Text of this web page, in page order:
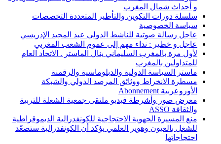
و أحداث شمال المغرب
سلسلة دورات التكوين والتأطير المتعددة التخصصات
سياسة الخصوصية
عاجل رسالة صوتية للناشط الدولي عبد المجيد الإدريسي
عاجل و خطير : نداء مهم إلى عموم الشعب المغربي
لأول مرة بالمغرب السليماني ينال الماستر . الاتحاد العام
للمتداولين بالمغرب
ماستر السياسة الدولية والدبلوماسية والرقمنة
مسطرة الانخراط ووثائق المرصد الدولي والشبكة
الأوروعربية Abonnement
معرض صور وأشرطة فيديو ملتقى جمعية الشعلة للتربية
والثقافة ASSO
منع المسيرة الجهوية الاحتجاجية للكونفدرالية الديموقراطية
للشغل بالعيون وهوير العلمي يؤكد أن الكونفدرالية ستصعّد
احتجاجاتها